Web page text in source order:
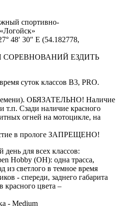
спортивно-
48′ 30″ E (54.182778,
ЕЗДИТЬ
суток классов B3, PRO.
ОБЯЗАТЕЛЬНО! Наличие
т.п. Сзади наличие красного
огней на мотоцикле, на
в прологе ЗАПРЕЩЕНО!
для всех классов:
Hobby (OH): одна трасса,
из светлого в темное время
- спереди, заднего габарита
цвета –
- Medium